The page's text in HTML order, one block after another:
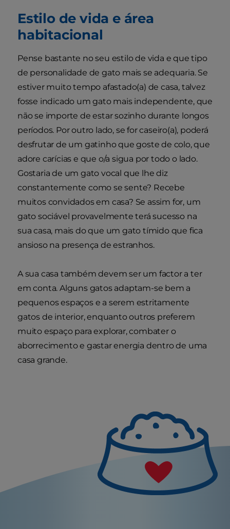
Estilo de vida e área
habitacional
Pense bastante no seu estilo de vida e que tipo
de personalidade de gato mais se adequaria. Se
estiver muito tempo afastado(a) de casa, talvez
fosse indicado um gato mais independente, que
não se importe de estar sozinho durante longos
períodos. Por outro lado, se for caseiro(a), poderá
desfrutar de um gatinho que goste de colo, que
adore carícias e que o/a sigua por todo o lado.
Gostaria de um gato vocal que lhe diz
constantemente como se sente? Recebe
muitos convidados em casa? Se assim for, um
gato sociável provavelmente terá sucesso na
sua casa, mais do que um gato tímido que fica
ansioso na presença de estranhos.
A sua casa também devem ser um factor a ter
em conta. Alguns gatos adaptam-se bem a
pequenos espaços e a serem estritamente
gatos de interior, enquanto outros preferem
muito espaço para explorar, combater o
aborrecimento e gastar energia dentro de uma
casa grande.